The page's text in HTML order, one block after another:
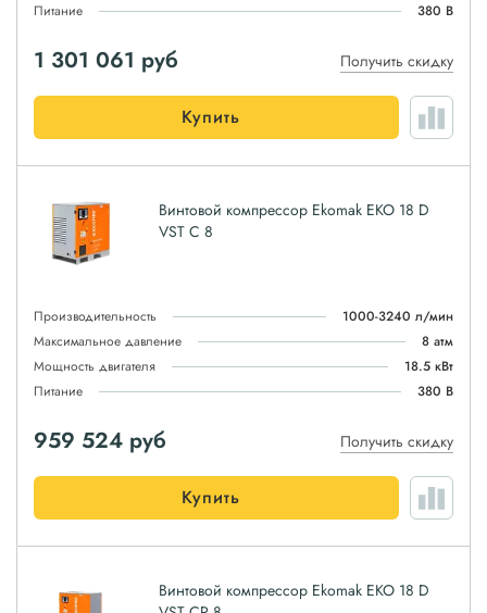
Питание
380 В
1 301 061 руб Получить скидку
Купить
Винтовой компрессор Ekomak EKO 18 D
VST C 8
Производительность
1000-3240 л/мин
Максимальное давление
8 атм
Мощность двигателя
18.5 кВт
Питание
380 В
959 524 руб Получить скидку
Купить
Винтовой компрессор Ekomak EKO 18 D